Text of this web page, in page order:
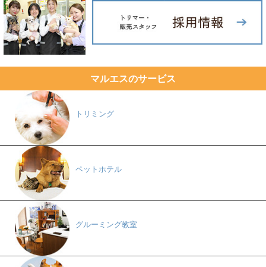
マルエスのサービス
トリミング
ペットホテル
グルーミング教室